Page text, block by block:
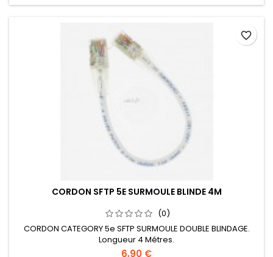
CORDON SFTP 5E SURMOULE BLINDE 4M
(0)
CORDON CATEGORY 5e SFTP SURMOULE DOUBLE BLINDAGE.
Longueur 4 Métres.
6,90 €
favorite_border